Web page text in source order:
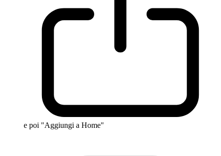
e poi "Aggiungi a Home"